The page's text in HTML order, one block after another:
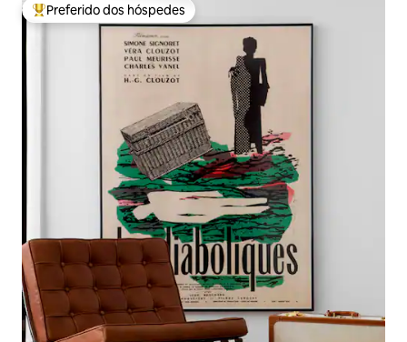
Entre os melhores preferidos dos hóspedes
Preferido dos hóspedes